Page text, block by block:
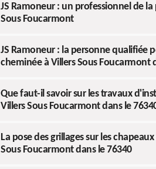
JS Ramoneur : un professionnel de
Sous Foucarmont
JS Ramoneur : la personne qualifiée
cheminée à Villers Sous Foucarmont
Que faut-il savoir sur les travaux
Villers Sous Foucarmont dans le
La pose des grillages sur les
Sous Foucarmont dans le 76340